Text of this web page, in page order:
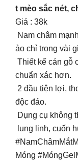
t mèo sắc nét,
Giá : 38k
Nam châm
ảo chỉ trong vài
Thiết kế cán gỗ
chuẩn xác hơn.
2 đầu tiện lợi,
độc đáo.
Dụng cụ không
lung linh, cuốn
Móng